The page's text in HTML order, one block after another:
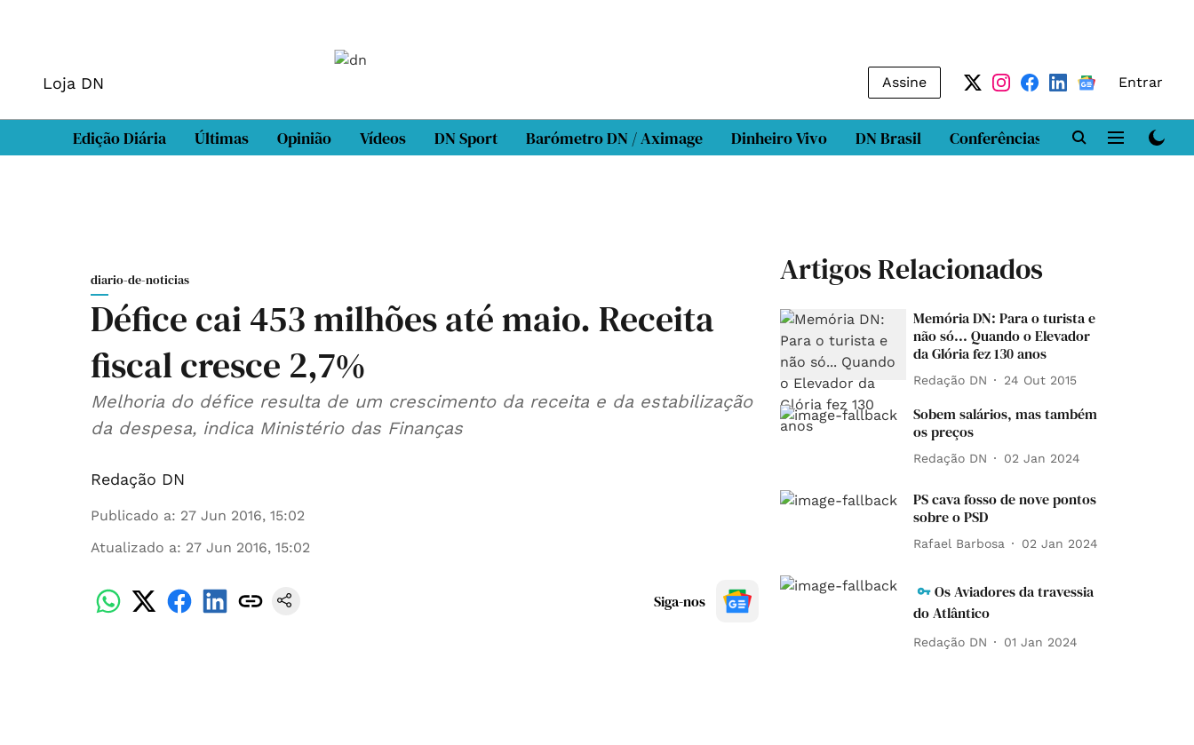
Loja DN Assine Entrar
Edição Diária Últimas Opinião Vídeos DN Sport Barómetro DN / Aximage Dinheiro Vivo DN Brasil Conferências DN LAB
diario-de-noticias
Défice cai 453 milhões até maio. Receita
fiscal cresce 2,7%
Melhoria do défice resulta de um crescimento da receita e da estabilização
da despesa, indica Ministério das Finanças
Redação DN
Publicado a: 27 Jun 2016, 15:02
Atualizado a: 27 Jun 2016, 15:02
Siga-nos
Artigos Relacionados
Memória DN: Para o turista e
não só... Quando o Elevador
da Glória fez 130 anos
Redação DN 24 Out 2015
Sobem salários, mas também
os preços
Redação DN 02 Jan 2024
PS cava fosso de nove pontos
sobre o PSD
Rafael Barbosa 02 Jan 2024
Os Aviadores da travessia
do Atlântico
Redação DN 01 Jan 2024